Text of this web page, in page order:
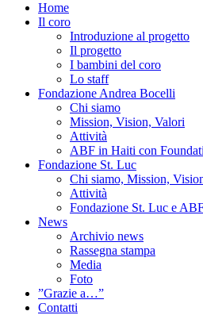
Home
Il coro
Introduzione al progetto
Il progetto
I bambini del coro
Lo staff
Fondazione Andrea Bocelli
Chi siamo
Mission, Vision, Valori
Attività
ABF in Haiti con
Fondazione St. Luc
Chi siamo, Mission,
Attività
Fondazione St. Luc e
News
Archivio news
Rassegna stampa
Media
Foto
”Grazie a…”
Contatti